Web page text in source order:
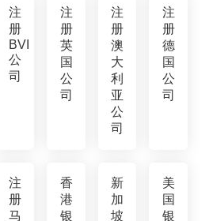
注
册
BVI
公
司
注
册
英
国
公
司
注
册
澳
大
利
亚
公
司
注
册
德
国
公
司
注
册
马
香
港
银
新
加
坡
美
国
银